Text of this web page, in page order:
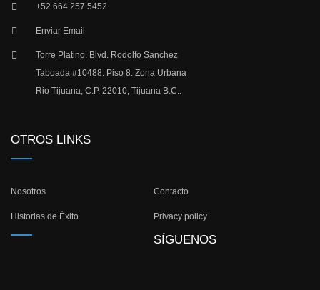
+52 664 257 5452
Enviar Email
Torre Platino. Blvd. Rodolfo Sanchez
Taboada #10488. Piso 8. Zona Urbana
Rio Tijuana, C.P. 22010, Tijuana B.C..
OTROS LINKS
Nosotros Contacto
Historias de Éxito Privacy policy
SÍGUENOS